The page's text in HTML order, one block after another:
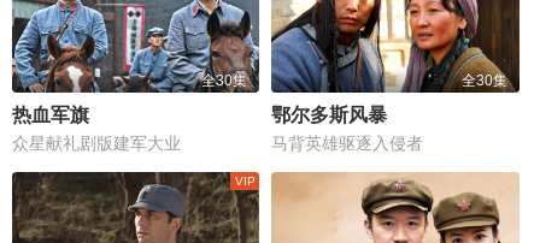
全30集
热血军旗
众星献礼剧版建军大业
全30集
鄂尔多斯风暴
马背英雄驱逐入侵者